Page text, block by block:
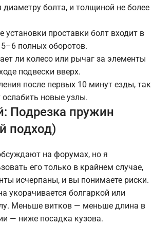
болта, и толщиной не более
установки проставки болт входит в
полных оборотов.
ли колесо или рычаг за элементы
подвески вверх.
после первых 10 минут езды, так
новые узлы.
Подрезка пружин
подход)
на форумах, но я
его только в крайнем случае,
исчерпаны, и вы понимаете риски.
укорачивается болгаркой или
Меньше витков — меньше длина в
— ниже посадка кузова.